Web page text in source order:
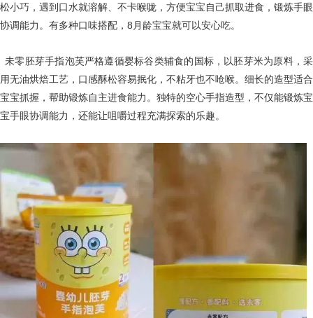
松小巧，遇到口水就溶解、不卡喉咙，方便宝宝自己抓取进食，锻炼手眼
协调能力。有多种口味搭配，8月龄宝宝就可以安心吃。
未零胚芽手指泡芙严格遵循婴标谷类辅食的国标，以胚芽米为原料，采
用无油烘焙工艺，口感酥松容易抿化，不粘牙也不呛喉。细长的造型适合
宝宝抓握，帮助锻炼自主进食能力。独特的空心手指造型，不仅能锻炼宝
宝手眼协调能力，还能让咀嚼过程充满探索的乐趣。